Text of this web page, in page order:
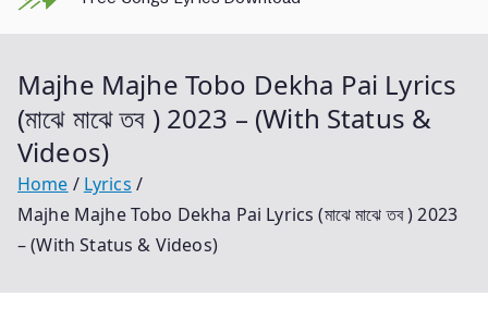
content
Majhe Majhe Tobo Dekha Pai Lyrics
(মাঝে মাঝে তব ) 2023 – (With Status &
Videos)
Home
Lyrics
Majhe Majhe Tobo Dekha Pai Lyrics (মাঝে মাঝে তব ) 2023
– (With Status & Videos)